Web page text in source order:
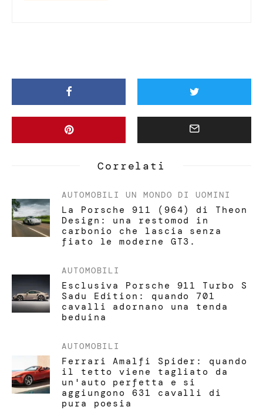
Correlati
AUTOMOBILI UN MONDO DI UOMINI
La Porsche 911 (964) di Theon
Design: una restomod in
carbonio che lascia senza
fiato le moderne GT3.
AUTOMOBILI
Esclusiva Porsche 911 Turbo S
Sadu Edition: quando 701
cavalli adornano una tenda
beduina
AUTOMOBILI
Ferrari Amalfi Spider: quando
il tetto viene tagliato da
un'auto perfetta e si
aggiungono 631 cavalli di
pura poesia